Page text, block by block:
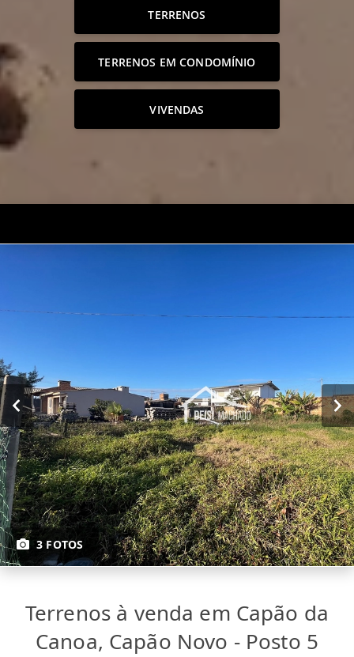
TERRENOS
TERRENOS EM CONDOMÍNIO
VIVENDAS
3 FOTOS
Terrenos à venda em Capão da
Canoa, Capão Novo - Posto 5